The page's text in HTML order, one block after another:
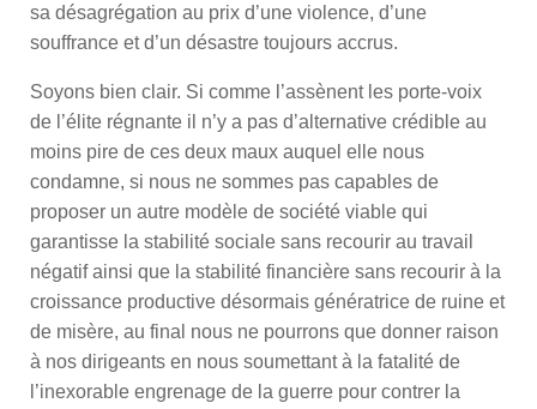
sa désagrégation au prix d’une violence, d’une
souffrance et d’un désastre toujours accrus.
Soyons bien clair. Si comme l’assènent les porte-voix
de l’élite régnante il n’y a pas d’alternative crédible au
moins pire de ces deux maux auquel elle nous
condamne, si nous ne sommes pas capables de
proposer un autre modèle de société viable qui
garantisse la stabilité sociale sans recourir au travail
négatif ainsi que la stabilité financière sans recourir à la
croissance productive désormais génératrice de ruine et
de misère, au final nous ne pourrons que donner raison
à nos dirigeants en nous soumettant à la fatalité de
l’inexorable engrenage de la guerre pour contrer la